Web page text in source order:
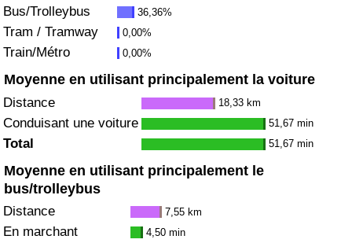
Bus/Trolleybus 36,36%
Tram / Tramway 0,00%
Train/Métro 0,00%
Moyenne en utilisant principalement la voiture
Distance 18,33 km
Conduisant une voiture 51,67 min
Total 51,67 min
Moyenne en utilisant principalement le
bus/trolleybus
Distance 7,55 km
En marchant 4,50 min
Indice de Trafic (Actuel)
Indice de Trafic par Pays